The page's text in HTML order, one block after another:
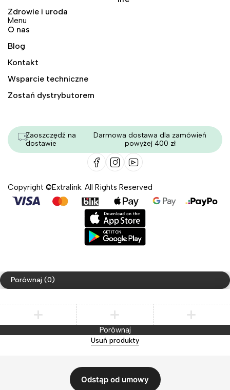
Zdrowie i uroda
Menu
O nas
Blog
Kontakt
Wsparcie techniczne
Zostań dystrybutorem
Zaoszczędź na
dostawie
Darmowa dostawa dla zamówień
powyżej 400 zł
Copyright ©Extralink. All Rights Reserved
Porównaj (0)
Porównaj
Usuń produkty